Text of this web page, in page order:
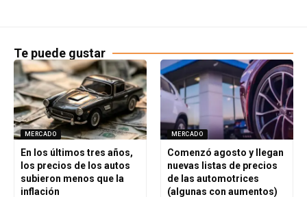
Te puede gustar
MERCADO
En los últimos tres años,
los precios de los autos
subieron menos que la
inflación
MERCADO
Comenzó agosto y llegan
nuevas listas de precios
de las automotrices
(algunas con aumentos)